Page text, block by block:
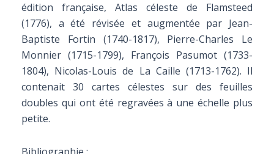
édition française, Atlas céleste de Flamsteed
(1776), a été révisée et augmentée par Jean-
Baptiste Fortin (1740-1817), Pierre-Charles Le
Monnier (1715-1799), François Pasumot (1733-
1804), Nicolas-Louis de La Caille (1713-1762). Il
contenait 30 cartes célestes sur des feuilles
doubles qui ont été regravées à une échelle plus
petite.